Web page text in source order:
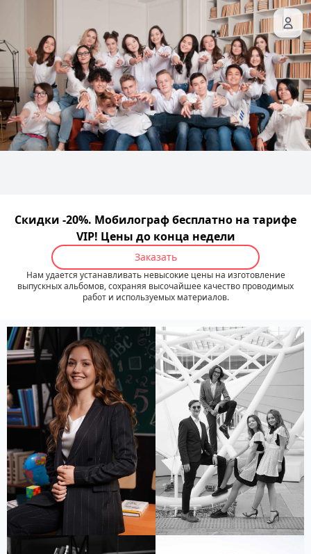
Скидки -20%. Мобилограф бесплатно на тарифе
VIP! Цены до конца недели
Заказать
Нам удается устанавливать невысокие цены на изготовление
выпускных альбомов, сохраняя высочайшее качество проводимых
работ и используемых материалов.